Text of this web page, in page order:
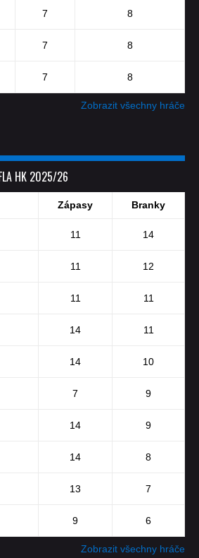
7 8
7 8
7 8
Zobrazit všechny hráče
HK 2025/26
Zápasy Branky
11 14
11 12
11 11
14 11
14 10
7 9
14 9
14 8
13 7
9 6
Zobrazit všechny hráče